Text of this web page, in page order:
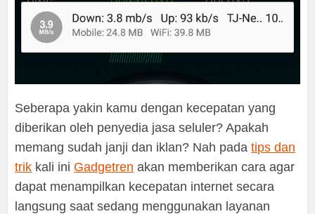
Seberapa yakin kamu dengan kecepatan yang
diberikan oleh penyedia jasa seluler? Apakah
memang sudah janji dan iklan? Nah padatips dan
trik kali ini Gadgetren akan memberikan cara agar
dapat menampilkan kecepatan internet secara
langsung saat sedang menggunakan layanan